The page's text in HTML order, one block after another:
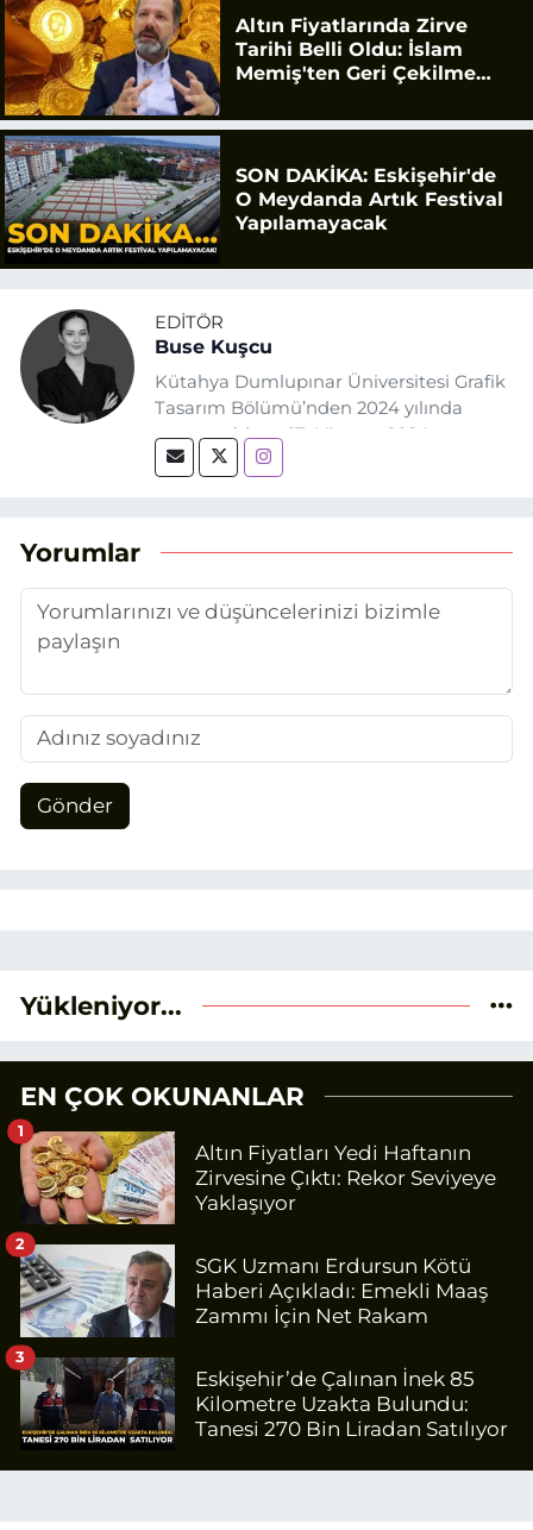
Altın Fiyatlarında Zirve
Tarihi Belli Oldu: İslam
Memiş'ten Geri Çekilme
SON DAKİKA: Eskişehir'de
O Meydanda Artık Festival
Yapılamayacak
EDITÖR
Buse Kuşcu
Kütahya Dumlupınar Üniversitesi Grafik
Tasarım Bölümü’nden 2024 yılında
mezun oldum. 17 Ağustos 2024
tarihinde, Grafik Tasarım alanında staj
adım attım.
Yorumlar
Gönder
Yükleniyor...
EN ÇOK OKUNANLAR
Altın Fiyatları Yedi Haftanın
Zirvesine Çıktı: Rekor Seviyeye
Yaklaşıyor
1
SGK Uzmanı Erdursun Kötü
Haberi Açıkladı: Emekli Maaş
Zammı İçin Net Rakam
2
Eskişehir’de Çalınan İnek 85
Kilometre Uzakta Bulundu:
Tanesi 270 Bin Liradan Satılıyor
3